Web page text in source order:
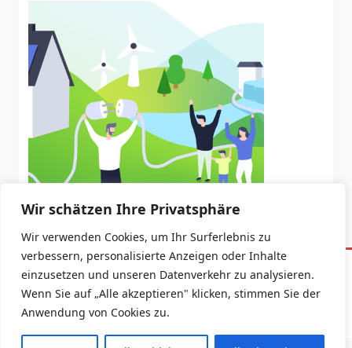
Wir schätzen Ihre Privatsphäre
Wir verwenden Cookies, um Ihr Surferlebnis zu
verbessern, personalisierte Anzeigen oder Inhalte
einzusetzen und unseren Datenverkehr zu analysieren.
Wenn Sie auf „Alle akzeptieren" klicken, stimmen Sie der
Anwendung von Cookies zu.
Datenschutzerklärung Impressum
Copyright © 2026 -Yuki Blogger Theme